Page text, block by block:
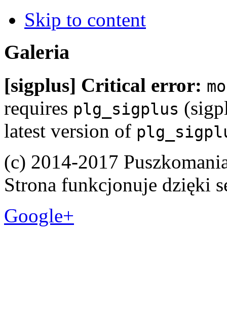
Skip to content
Galeria
[sigplus] Critical error:
requires plg_sigplus
latest version of
(c) 2014-2017
Strona funkcjonuje dzięki
Google+